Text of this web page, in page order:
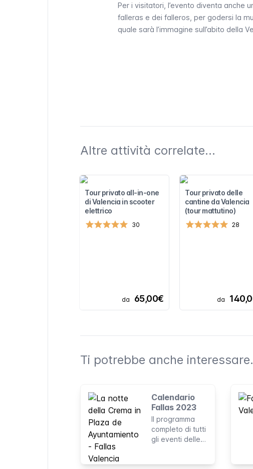
Per i visitatori, l’evento diventa anche
falleras e dei falleros , per godersi la
quale sarà l’immagine sull’abito della
Altre attività correlate...
Tour privato all-in-one
di Valencia in scooter
elettrico
30
da 65,00€
Tour privato delle
cantine da Valencia
(tour mattutino)
28
da
Ti potrebbe anche
Calendario
Fallas 2023
Il programma
completo di tutti
gli eventi delle